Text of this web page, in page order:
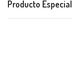
Producto Especial